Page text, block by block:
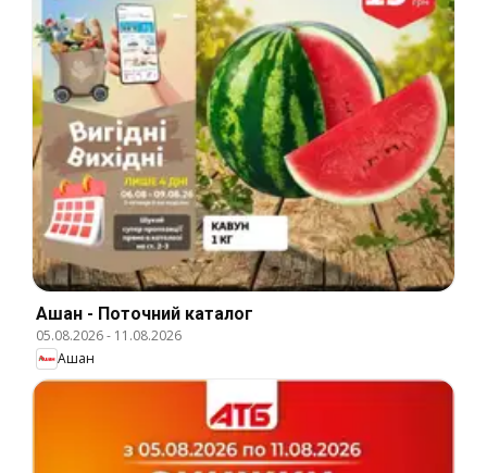
Ашан - Поточний каталог
05.08.2026- 11.08.2026
Ашан